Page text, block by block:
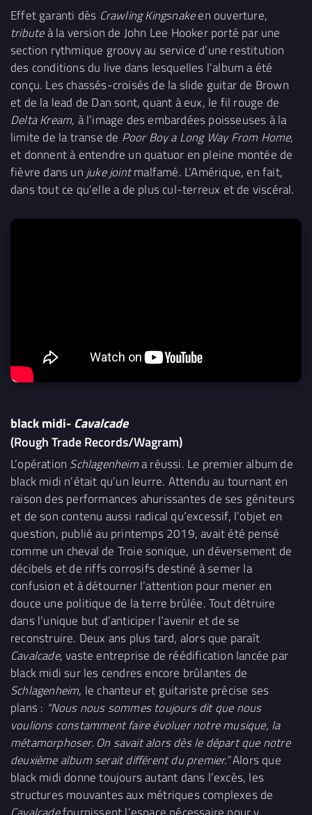
Effet garanti dès Crawling Kingsnakeen ouverture,
tributeà la version de John Lee Hooker porté par une
section rythmique groovy au service d’une restitution
des conditions du live dans lesquelles l’album a été
conçu. Les chassés-croisés de la slide guitar de Brown
et de la lead de Dan sont, quant à eux, le fil rouge de
Delta Kream, à l’image des embardées poisseuses à la
limite de la transe de Poor Boy a Long Way From Home,
et donnent à entendre un quatuor en pleine montée de
fièvre dans un juke jointmalfamé. L’Amérique, en fait,
dans tout ce qu’elle a de plus cul-terreux et de viscéral.
black midi-Cavalcade
(Rough Trade Records/Wagram)
L’opération Schlagenheima réussi. Le premier album de
black midi n’était qu’un leurre. Attendu au tournant en
raison des performances ahurissantes de ses géniteurs
et de son contenu aussi radical qu’excessif, l’objet en
question, publié au printemps 2019, avait été pensé
comme un cheval de Troie sonique, un déversement de
décibels et de riffs corrosifs destiné à semer la
confusion et à détourner l’attention pour mener en
douce une politique de la terre brûlée. Tout détruire
dans l’unique but d’anticiper l’avenir et de se
reconstruire. Deux ans plus tard, alors que paraît
Cavalcade, vaste entreprise de réédification lancée par
black midi sur les cendres encore brûlantes de
Schlagenheim, le chanteur et guitariste précise ses
plans : “Nous nous sommes toujours dit que nous
voulions constamment faire évoluer notre musique, la
métamorphoser. On savait alors dès le départ que notre
deuxième album serait différent du premier.”Alors que
black midi donne toujours autant dans l’excès, les
structures mouvantes aux métriques complexes de